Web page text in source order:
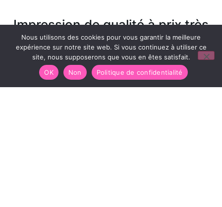
Impression de qualité à prix très
abordable
Portfolio
Nous utilisons des cookies pour vous garantir la meilleure
expérience sur notre site web. Si vous continuez à utiliser ce
site, nous supposerons que vous en êtes satisfait.
OK
Non Politique de confidentialité